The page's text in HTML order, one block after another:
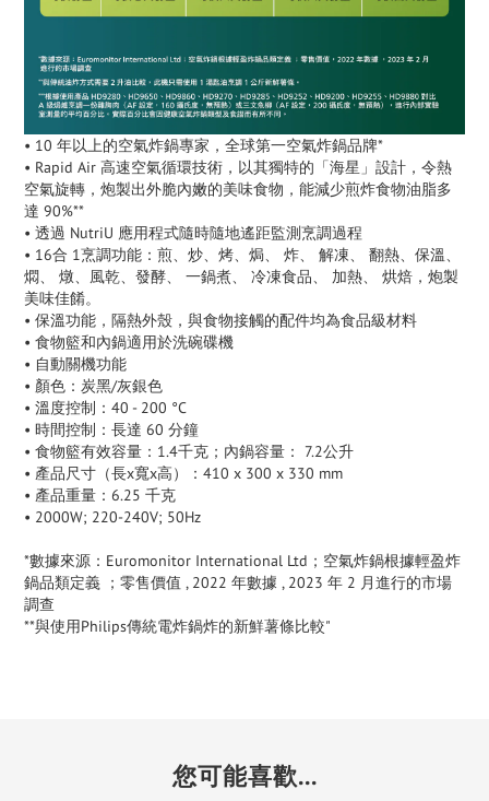
• 10 年以上的空氣炸鍋專家，全球第一空氣炸鍋品牌*
• Rapid Air 高速空氣循環技術，以其獨特的「海星」設計，令熱
空氣旋轉，炮製出外脆內嫩的美味食物，能減少煎炸食物油脂多
達 90%**
• 透過 NutriU 應用程式隨時隨地遙距監測烹調過程
• 16合 1烹調功能：煎、炒、烤、焗、 炸、 解凍、 翻熱、保溫、
燜、 燉、風乾、發酵、 一鍋煮、 冷凍食品、 加熱、 烘焙，炮製
美味佳餚。
• 保溫功能，隔熱外殼，與食物接觸的配件均為食品級材料
• 食物籃和內鍋適用於洗碗碟機
• 自動關機功能
• 顏色：炭黑/灰銀色
• 溫度控制：40 - 200 °C
• 時間控制：長達 60 分鐘
• 食物籃有效容量：1.4千克；內鍋容量： 7.2公升
• 產品尺寸（長x寬x高）：410 x 300 x 330 mm
• 產品重量：6.25 千克
• 2000W; 220-240V; 50Hz
*數據來源：Euromonitor International Ltd；空氣炸鍋根據輕盈炸
鍋品類定義 ；零售價值 , 2022 年數據 , 2023 年 2 月進行的市場
調查
**與使用Philips傳統電炸鍋炸的新鮮薯條比較"
您可能喜歡...